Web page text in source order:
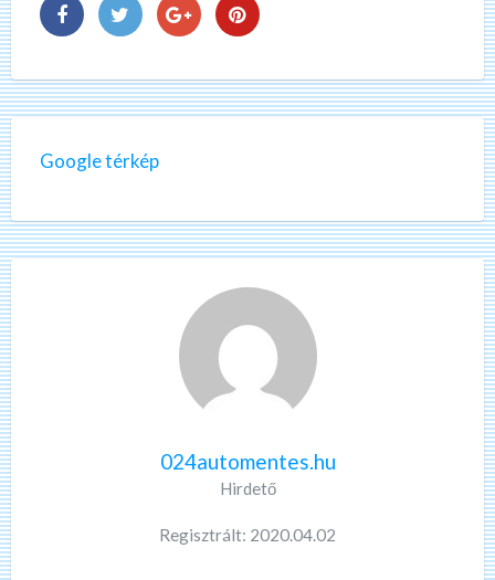
Google térkép
024automentes.hu
Hirdető
Regisztrált: 2020.04.02